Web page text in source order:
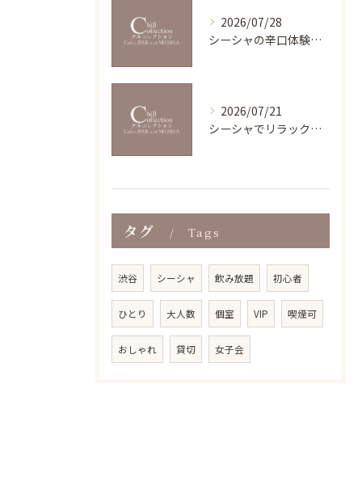
2026/07/28
シーシャの辛口体験を東京都渋谷区渋谷渋谷スクランブルスクエアで楽しむ魅力とポイント
2026/07/21
シーシャでリラックス時間を充実させる香りと深呼吸の新習慣
タグ Tags
渋谷 シーシャ 飲み放題 初心者
ひとり 大人数 個室 VIP 喫煙可
おしゃれ 貸切 女子会